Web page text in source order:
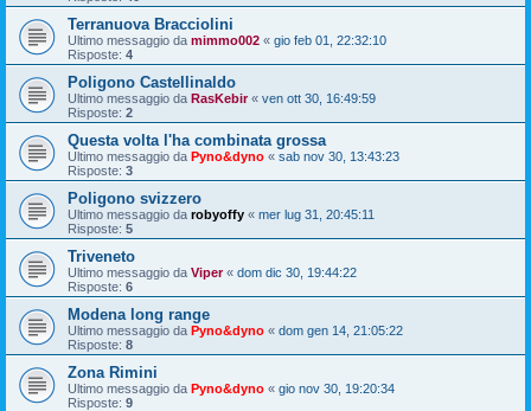
Terranuova Bracciolini
Ultimo messaggio da mimmo002 « gio feb 01, 22:32:10
Risposte: 4
Poligono Castellinaldo
Ultimo messaggio da RasKebir« ven ott 30, 16:49:59
Risposte: 2
Questa volta l'ha combinata grossa
Ultimo messaggio da Pyno&dyno « sab nov 30, 13:43:23
Risposte: 3
Poligono svizzero
Ultimo messaggio da robyoffy « mer lug 31, 20:45:11
Risposte: 5
Triveneto
Ultimo messaggio da Viper« dom dic 30, 19:44:22
Risposte: 6
Modena long range
Ultimo messaggio da Pyno&dyno « dom gen 14, 21:05:22
Risposte: 8
Zona Rimini
Ultimo messaggio da Pyno&dyno « gio nov 30, 19:20:34
Risposte: 9